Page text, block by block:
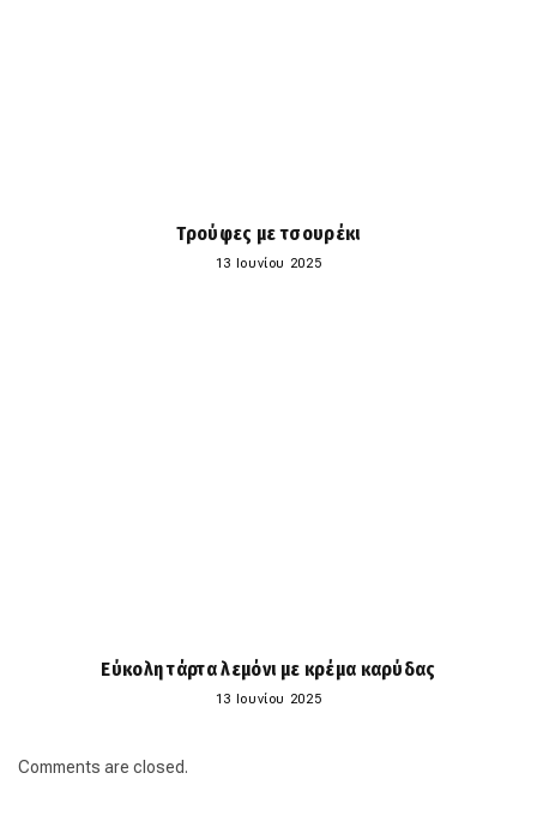
Τρούφες με τσουρέκι
13 Ιουνίου 2025
Εύκολη τάρτα λεμόνι με κρέμα καρύδας
13 Ιουνίου 2025
Comments are closed.